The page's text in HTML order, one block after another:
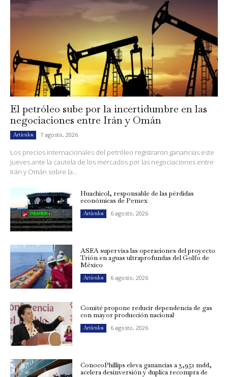
El petróleo sube por la incertidumbre en las
negociaciones entre Irán y Omán
Artículos 7 agosto, 2026
Los precios internacionales del petróleo registraron ganancias este
jueves ante la cautela de los mercados por las negociaciones entre
Irán y Omán sobre la...
Huachicol, responsable de las pérdidas
económicas de Pemex
Artículos 6 agosto, 2026
ASEA supervisa las operaciones del proyecto
Trión en aguas ultraprofundas del Golfo de
México
Artículos 6 agosto, 2026
Comité propone reducir dependencia de gas
con mayor producción nacional
Artículos 6 agosto, 2026
ConocoPhillips eleva ganancias a 3,951 mdd,
acelera desinversión y duplica recompra de